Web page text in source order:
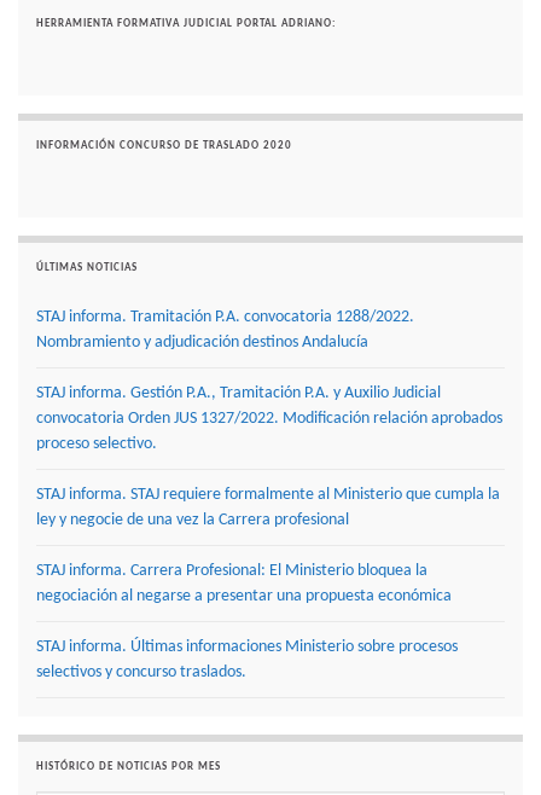
HERRAMIENTA FORMATIVA JUDICIAL PORTAL ADRIANO:
INFORMACIÓN CONCURSO DE TRASLADO 2020
ÚLTIMAS NOTICIAS
STAJ informa. Tramitación P.A. convocatoria 1288/2022.
Nombramiento y adjudicación destinos Andalucía
STAJ informa. Gestión P.A., Tramitación P.A. y Auxilio Judicial
convocatoria Orden JUS 1327/2022. Modificación relación aprobados
proceso selectivo.
STAJ informa. STAJ requiere formalmente al Ministerio que cumpla la
ley y negocie de una vez la Carrera profesional
STAJ informa. Carrera Profesional: El Ministerio bloquea la
negociación al negarse a presentar una propuesta económica
STAJ informa. Últimas informaciones Ministerio sobre procesos
selectivos y concurso traslados.
HISTÓRICO DE NOTICIAS POR MES